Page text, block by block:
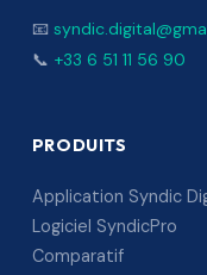
📧
📞 +33 6 51 11 56 90
PRODUITS
Application Syndic
Logiciel SyndicPro
Comparatif